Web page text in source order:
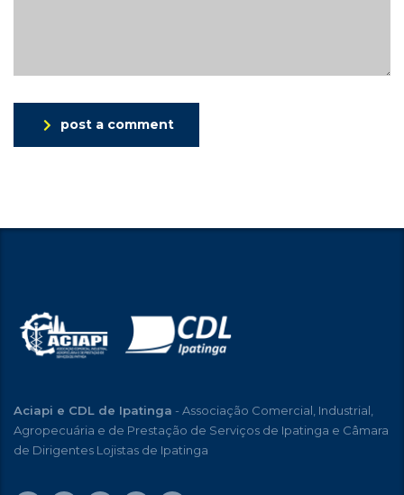
post a comment
Aciapi e CDL de Ipatinga - Associação Comercial, Industrial,
Agropecuária e de Prestação de Serviços de Ipatinga e Câmara
de Dirigentes Lojistas de Ipatinga